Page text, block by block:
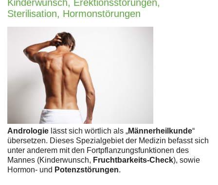
Kinderwunsch, Erektionsstörungen,
Sterilisation, Hormonstörungen
Andrologie lässt sich wörtlich als „Männerheilkunde“
übersetzen. Dieses Spezialgebiet der Medizin befasst sich
unter anderem mit den Fortpflanzungsfunktionen des
Mannes (Kinderwunsch, Fruchtbarkeits-Check), sowie
Hormon- und Potenzstörungen.